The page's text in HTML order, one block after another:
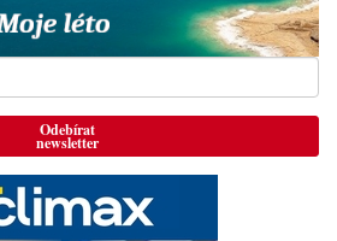
Odebírat
newsletter